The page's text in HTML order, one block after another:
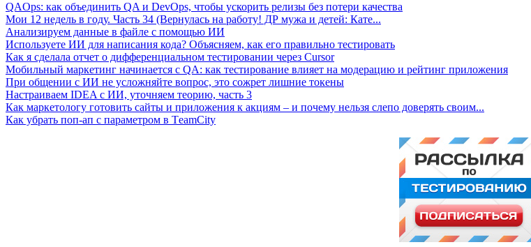
QAOps: как объединить QA и DevOps, чтобы ускорить релизы без потери качества
Мои 12 недель в году. Часть 34 (Вернулась на работу! ДР мужа и детей: Кате...
Анализируем данные в файле с помощью ИИ
Используете ИИ для написания кода? Объясняем, как его правильно тестировать
Как я сделала отчет о дифференциальном тестировании через Cursor
Мобильный маркетинг начинается с QA: как тестирование влияет на модерацию и рейтинг приложения
При общении с ИИ не усложняйте вопрос, это сожрет лишние токены
Настраиваем IDEA с ИИ, уточняем теорию, часть 3
Как маркетологу готовить сайты и приложения к акциям – и почему нельзя слепо доверять своим...
Как убрать поп-ап с параметром в ТeamСity